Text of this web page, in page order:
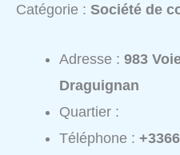
Catégorie :Société de
Adresse :983
Draguignan
Quartier :
Téléphone :